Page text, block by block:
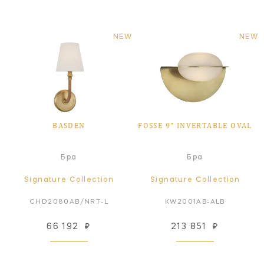
NEW
BASDEN
Бра
Signature Collection
CHD2080AB/NRT-L
66 192 ₽
NEW
FOSSE 9" INVERTABLE OVAL
Бра
Signature Collection
KW2001AB-ALB
213 851 ₽